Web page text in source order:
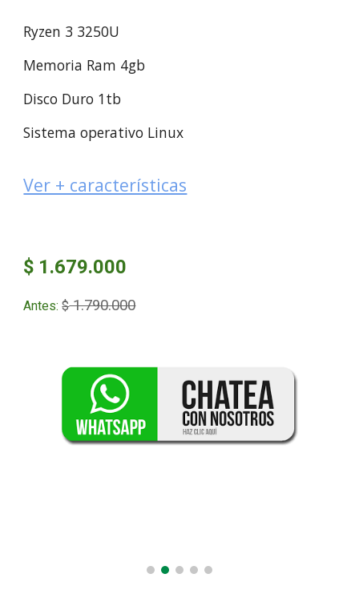
Ryzen 3 3250U
Memoria Ram 4gb
Disco Duro 1tb
Sistema operativo Linux
Ver + características
$ 1.679.000
Antes:$1.790.000